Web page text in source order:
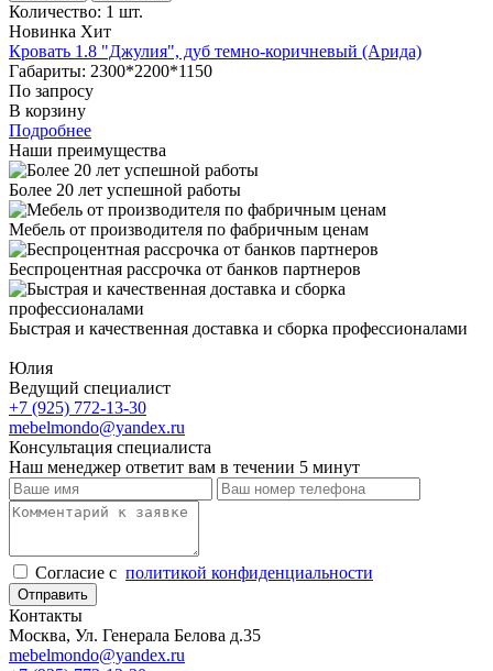
Количество: 1 шт.
Новинка Хит
Кровать 1.8 "Джулия", дуб темно-коричневый (Арида)
Габариты: 2300*2200*1150
По запросу
В корзину
Подробнее
Наши преимущества
Более 20 лет успешной работы
Мебель от производителя по фабричным ценам
Беспроцентная рассрочка от банков партнеров
Быстрая и качественная доставка и сборка профессионалами
Юлия
Ведущий специалист
+7 (925) 772-13-30
mebelmondo@yandex.ru
Консультация специалиста
Наш менеджер ответит вам в течении 5 минут
Cогласие с политикой конфиденциальности
Отправить
Контакты
Москва, Ул. Генерала Белова д.35
mebelmondo@yandex.ru